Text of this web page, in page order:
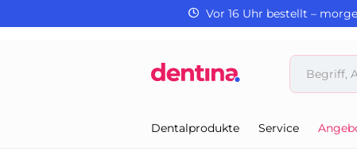
Vor 16 Uhr bestellt –
Dentalprodukte Service